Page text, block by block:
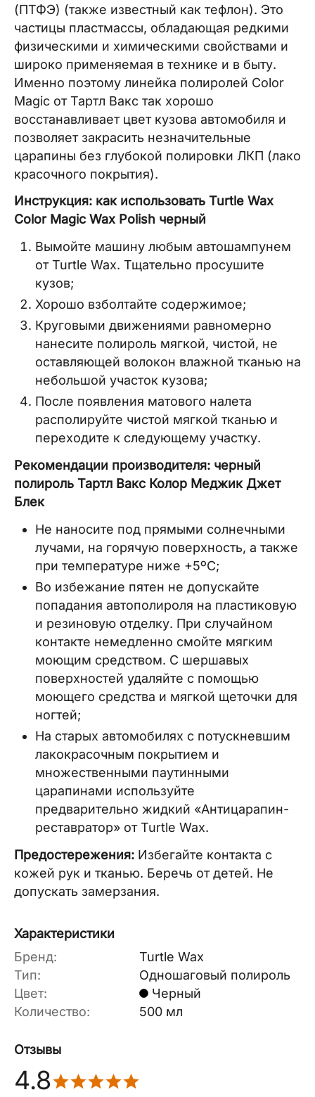
(ПТФЭ) (также известный как тефлон). Это
частицы пластмассы, обладающая редкими
физическими и химическими свойствами и
широко применяемая в технике и в быту.
Именно поэтому линейка полиролей Color
Magic от Тартл Вакс так хорошо
восстанавливает цвет кузова автомобиля и
позволяет закрасить незначительные
царапины без глубокой полировки ЛКП (лако
красочного покрытия).
Инструкция: как использовать Turtle Wax
Color Magic Wax Polish черный
Вымойте машину любым автошампунем
от Turtle Wax. Тщательно просушите
кузов;
Хорошо взболтайте содержимое;
Круговыми движениями равномерно
нанесите полироль мягкой, чистой, не
оставляющей волокон влажной тканью на
небольшой участок кузова;
После появления матового налета
располируйте чистой мягкой тканью и
переходите к следующему участку.
Рекомендации производителя: черный
полироль Тартл Вакс Колор Меджик Джет
Блек
Не наносите под прямыми солнечными
лучами, на горячую поверхность, а также
при температуре ниже +5ºC;
Во избежание пятен не допускайте
попадания автополироля на пластиковую
и резиновую отделку. При случайном
контакте немедленно смойте мягким
моющим средством. С шершавых
поверхностей удаляйте с помощью
моющего средства и мягкой щеточки для
ногтей;
На старых автомобилях с потускневшим
лакокрасочным покрытием и
множественными паутинными
царапинами используйте
предварительно жидкий «Антицарапин-
реставратор» от Turtle Wax.
Предостережения: Избегайте контакта с
кожей рук и тканью. Беречь от детей. Не
допускать замерзания.
Характеристики
Бренд:
Turtle Wax
Тип:
Одношаговый полироль
Цвет:
Черный
Количество:
500 мл
Отзывы
4.8